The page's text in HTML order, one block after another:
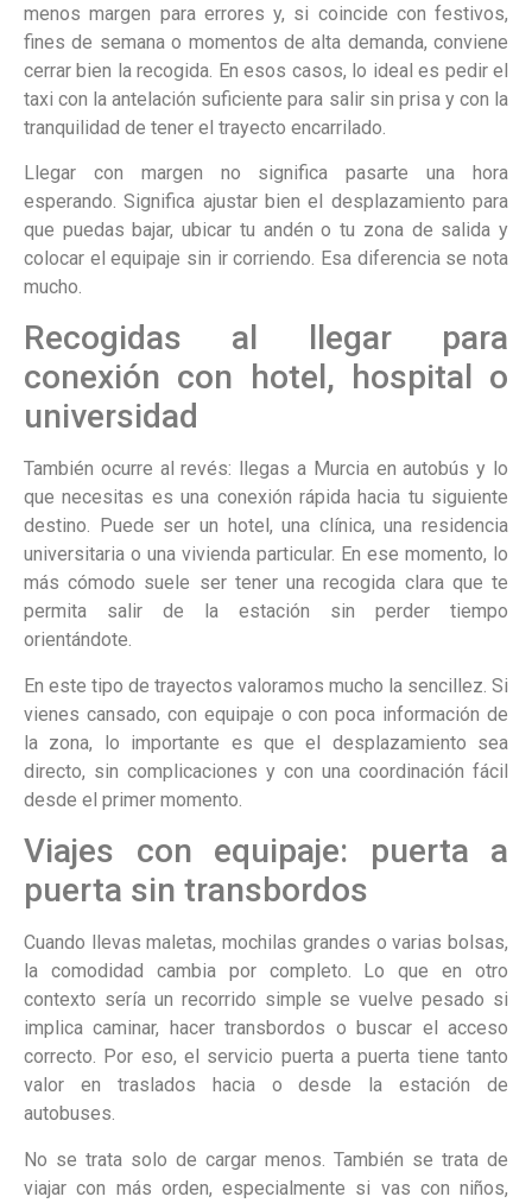
menos margen para errores y, si coincide con festivos,
fines de semana o momentos de alta demanda, conviene
cerrar bien la recogida. En esos casos, lo ideal es pedir el
taxi con la antelación suficiente para salir sin prisa y con la
tranquilidad de tener el trayecto encarrilado.
Llegar con margen no significa pasarte una hora
esperando. Significa ajustar bien el desplazamiento para
que puedas bajar, ubicar tu andén o tu zona de salida y
colocar el equipaje sin ir corriendo. Esa diferencia se nota
mucho.
Recogidas al llegar para
conexión con hotel, hospital o
universidad
También ocurre al revés: llegas a Murcia en autobús y lo
que necesitas es una conexión rápida hacia tu siguiente
destino. Puede ser un hotel, una clínica, una residencia
universitaria o una vivienda particular. En ese momento, lo
más cómodo suele ser tener una recogida clara que te
permita salir de la estación sin perder tiempo
orientándote.
En este tipo de trayectos valoramos mucho la sencillez. Si
vienes cansado, con equipaje o con poca información de
la zona, lo importante es que el desplazamiento sea
directo, sin complicaciones y con una coordinación fácil
desde el primer momento.
Viajes con equipaje: puerta a
puerta sin transbordos
Cuando llevas maletas, mochilas grandes o varias bolsas,
la comodidad cambia por completo. Lo que en otro
contexto sería un recorrido simple se vuelve pesado si
implica caminar, hacer transbordos o buscar el acceso
correcto. Por eso, el servicio puerta a puerta tiene tanto
valor en traslados hacia o desde la estación de
autobuses.
No se trata solo de cargar menos. También se trata de
viajar con más orden, especialmente si vas con niños,